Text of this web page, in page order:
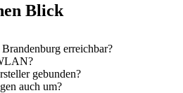
Blick
erreichbar?
gebunden?
auch um?